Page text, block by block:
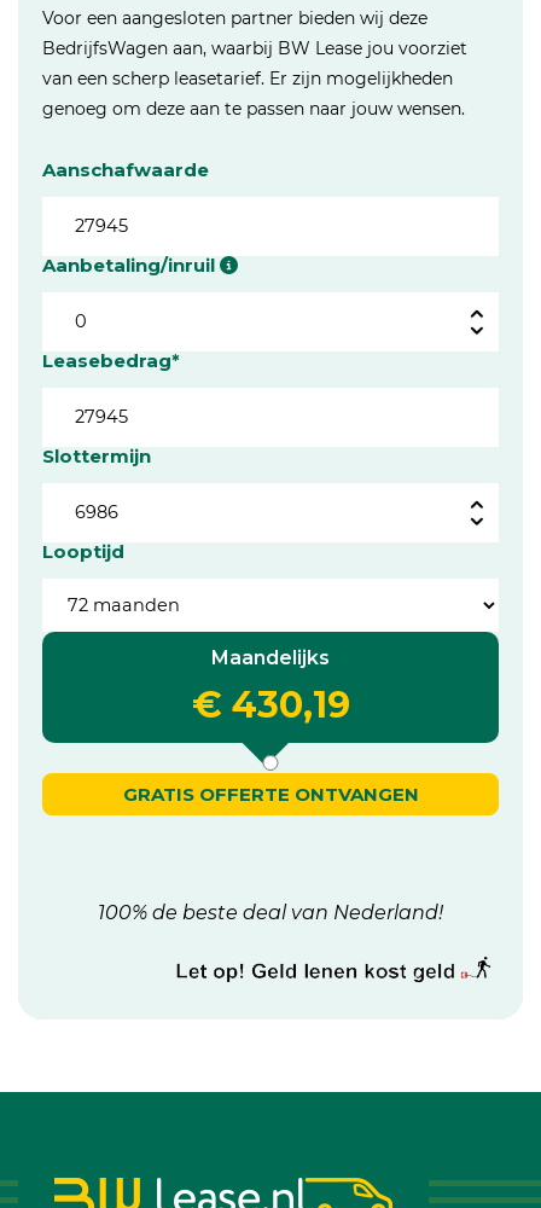
Voor een aangesloten partner bieden wij deze
BedrijfsWagen aan, waarbij BW Lease jou voorziet
van een scherp leasetarief. Er zijn mogelijkheden
genoeg om deze aan te passen naar jouw wensen.
Aanschafwaarde
Aanbetaling/inruil
Leasebedrag*
Slottermijn
Looptijd
Maandelijks
€ 430,19
GRATIS OFFERTE ONTVANGEN
100% de beste deal van Nederland!